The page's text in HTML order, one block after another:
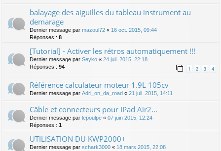
balayage des aiguilles du tableau instrument au
demarage
Dernier message par mazoul72 « 16 oct. 2015, 09:44
Réponses : 8
[Tutorial] - Activer les rétros automatiquement !!!
Dernier message par Seyko « 24 juil. 2015, 22:18
Réponses : 94 1 2 3 4
Référence calculateur moteur 1.9L 105cv
Dernier message par Adri_on_da_road « 21 juil. 2015, 14:11
Câble et connecteurs pour IPad Air2...
Dernier message par lepoulpe « 07 juin 2015, 12:24
Réponses : 1
UTILISATION DU KWP2000+
Dernier message par schark3000 « 18 mars 2015, 22:08